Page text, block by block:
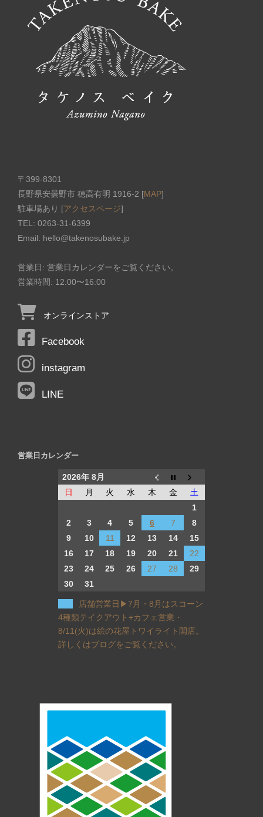
〒399-8301
長野県安曇野市 穂高有明 1916-2 [MAP]
駐車場あり [アクセスページ]
TEL: 0263-31-6399
Email: hello@takenosubake.jp
営業日: 営業日カレンダーをご覧ください。
営業時間: 12:00〜16:00
オンラインストア
Facebook
instagram
LINE
営業日カレンダー
2026年 8月
日
月 火 水 木 金
土
1
2
3 4 5 6 7
8
9
10 11 12 13 14
15
16
17 18 19 20 21
22
23
24 25 26 27 28
29
30
31
店舗営業日▶︎7月・8月はスコーン
4種類テイクアウト+カフェ営業・
8/11(火)は絵の花屋トワイライト開店。
詳しくはブログをご覧ください。